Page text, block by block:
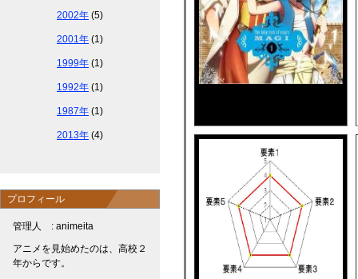
2002年 (5)
2001年 (1)
1999年 (1)
1992年 (1)
1987年 (1)
2013年 (4)
プロフィール
管理人 : animeita
アニメを見始めたのは、高校２
年からです。